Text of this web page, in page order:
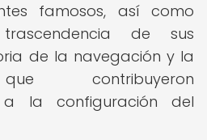
famosos, así como
de sus
de la navegación y la
contribuyeron
a la configuración del